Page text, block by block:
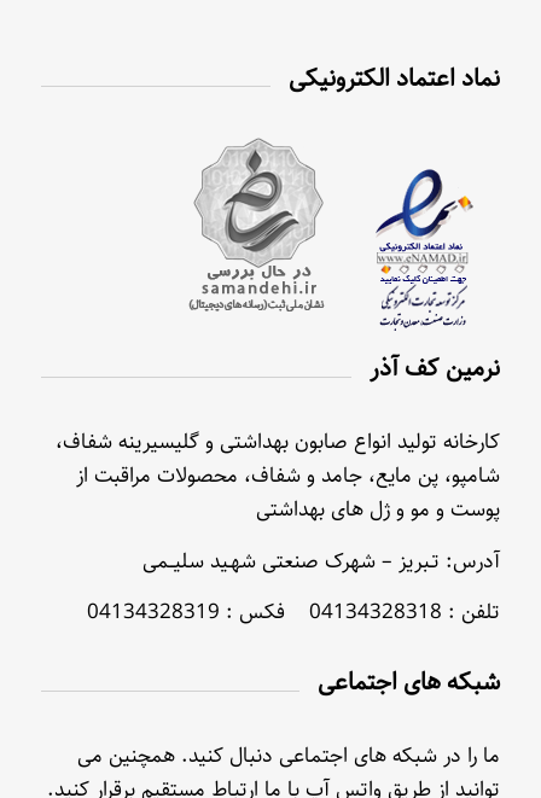
نماد اعتماد الکترونیکی
نرمین کف آذر
کارخانه تولید انواع صابون بهداشتی و گلیسیرینه شفاف،
شامپو، پن مایع، جامد و شفاف، محصولات مراقبت از
پوست و مو و ژل های بهداشتی
آدرس: تـبریز – شهرک صنعتی شهـید سلیــمی
تلفن : 04134328318 فکس : 04134328319
شبکه های اجتماعی
ما را در شبکه های اجتماعی دنبال کنید. همچنین می
توانید از طریق واتس آپ با ما ارتباط مستقیم برقرار کنید.